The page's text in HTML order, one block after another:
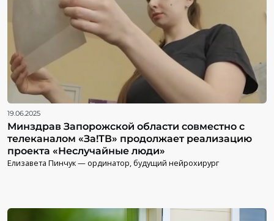
19.06.2025
Минздрав Запорожской области совместно с
телеканалом «За!ТВ» продолжает реализацию
проекта «Неслучайные люди»
Елизавета Пинчук — ординатор, будущий нейрохирург